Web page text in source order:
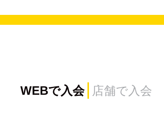
WEBで入会 店舗で入会